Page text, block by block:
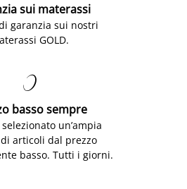
sui materassi
garanzia sui nostri
GOLD.

basso sempre
un’ampia
articoli dal prezzo
basso. Tutti i giorni.